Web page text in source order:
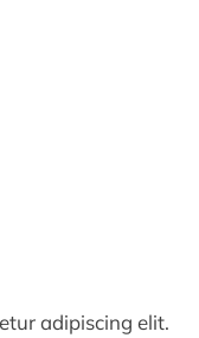
adipiscing elit.